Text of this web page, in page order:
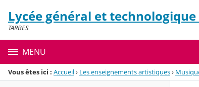
Menu de la rubrique
Contenu
Lycée général et
TARBES
MENU
Vous êtes ici : Accueil› Les enseignements artistiques›